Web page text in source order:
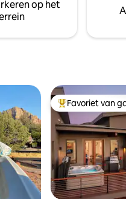
voor
met niet-giftige,
producten,
op het
Topfavoriet van
Favoriet van